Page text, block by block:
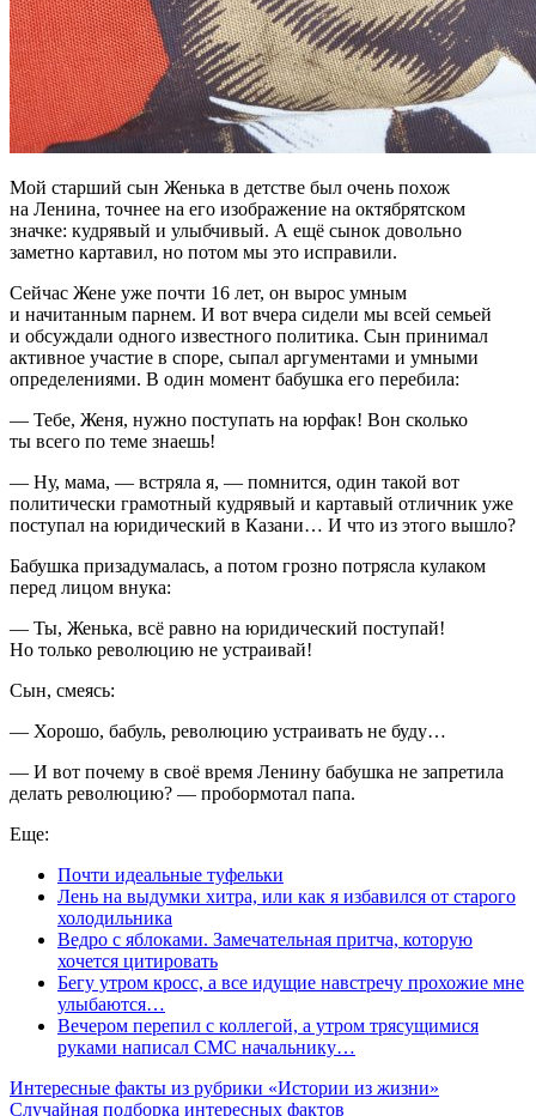
Мой старший сын Женька в детстве был очень похож
на Ленина, точнее на его изображение на октябрятском
значке: кудрявый и улыбчивый. А ещё сынок довольно
заметно картавил, но потом мы это исправили.
Сейчас Жене уже почти 16 лет, он вырос умным
и начитанным парнем. И вот вчера сидели мы всей семьей
и обсуждали одного известного политика. Сын принимал
активное участие в споре, сыпал аргументами и умными
определениями. В один момент бабушка его перебила:
— Тебе, Женя, нужно поступать на юрфак! Вон сколько
ты всего по теме знаешь!
— Ну, мама, — встряла я, — помнится, один такой вот
политически грамотный кудрявый и картавый отличник уже
поступал на юридический в Казани… И что из этого вышло?
Бабушка призадумалась, а потом грозно потрясла кулаком
перед лицом внука:
— Ты, Женька, всё равно на юридический поступай!
Но только революцию не устраивай!
Сын, смеясь:
— Хорошо, бабуль, революцию устраивать не буду…
— И вот почему в своё время Ленину бабушка не запретила
делать революцию? — пробормотал папа.
Еще:
Почти идеальные туфельки
Лень на выдумки хитра, или как я избавился от старого
холодильника
Ведро с яблоками. Замечательная притча, которую
хочется цитировать
Бегу утром кросс, а все идущие навстречу прохожие мне
улыбаются…
Вечером перепил с коллегой, а утром трясущимися
руками написал СМС начальнику…
Интересные факты из рубрики «Истории из жизни»
Случайная подборка интересных фактов